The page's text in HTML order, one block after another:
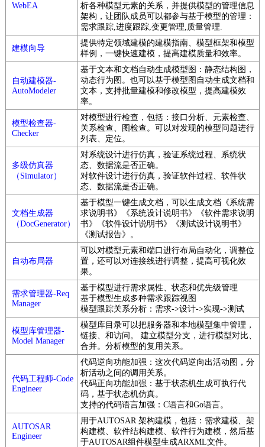
WebEA
析各种模型元素的关系，并提供模型的管理信息
架构，让团队成员可以都参与基于模型的管理：
需求跟踪,进度跟踪,变更管理,质量管理.
建模向导
提供特定领域建模的建模指南、模型框架和模型
样例，一键快速建模，提高建模质量和效率。
自动建模器-
AutoModeler
基于文本和文档自动生成模型图：静态结构图，
动态行为图。也可以基于模型图自动生成文档和
文本，支持批量建模和修改模型，提高建模效
率。
模型检查器-
Checker
对模型进行检查，包括：接口分析、元素检查、
关系检查、图检查。可以对发现的模型问题进行
列表、定位。
多级仿真器
（Simulator）
对系统设计进行仿真，验证系统过程、系统状
态、数据流是否正确。
对软件设计进行仿真，验证软件过程、软件状
态、数据流是否正确。
文档生成器
（DocGenerator）
基于模型一键生成文档，可以生成文档《系统需
求说明书》《系统设计说明书》《软件需求说明
书》《软件设计说明书》《测试设计说明书》
《测试报告》。
自动布局器
可以对模型元素和端口进行布局自动化，调整位
置，还可以对连接线进行调整，提高可视化效
果。
需求管理器-Req
Manager
基于模型进行需求属性、状态和优先级管理
基于模型生成多种需求跟踪视图
模型跟踪关系分析：需求->设计->实现->测试
模型库管理器-
Model Manager
模型库目录可以把服务器和本地模型集中管理，
链接、和访问。 建立模型分支，进行模型对比、
合并。分析模型的复用关系。
代码工程师-Code
Engineer
代码逆向功能加强：这次代码逆向出活动图，分
析活动之间的调用关系。
代码正向功能加强：基于状态机生成可执行代
码，基于状态机仿真。
支持的代码语言加强：C语言和Go语言。
AUTOSAR
Engineer
用于AUTOSAR 架构建模，包括：需求建模、架
构建模、软件结构建模、软件行为建模，然后基
于AUTOSAR组件模型生成ARXML文件。